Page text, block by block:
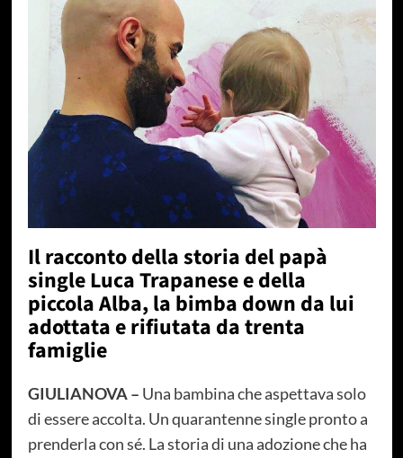
Il racconto della storia del papà
single Luca Trapanese e della
piccola Alba, la bimba down da lui
adottata e rifiutata da trenta
famiglie
GIULIANOVA – Una bambina che aspettava solo
di essere accolta. Un quarantenne single pronto a
prenderla con sé. La storia di una adozione che ha